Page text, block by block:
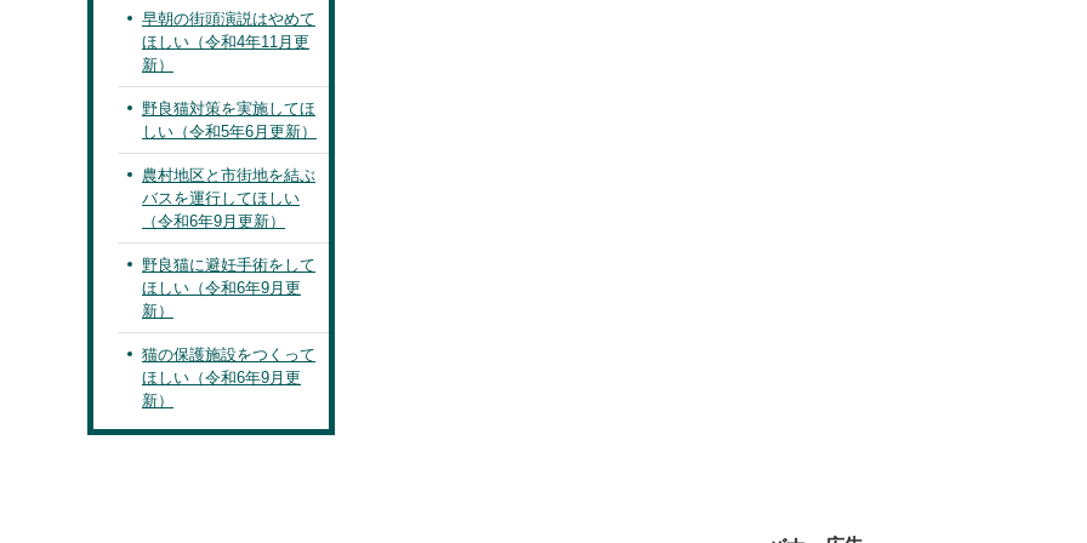
早朝の街頭演説はやめて
ほしい（令和4年11月更
新）
野良猫対策を実施してほ
しい（令和5年6月更新）
農村地区と市街地を結ぶ
バスを運行してほしい
（令和6年9月更新）
野良猫に避妊手術をして
ほしい（令和6年9月更
新）
猫の保護施設をつくって
ほしい（令和6年9月更
新）